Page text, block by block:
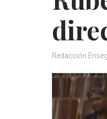
Redacción